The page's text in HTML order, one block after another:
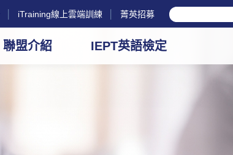
iTraining線上雲端訓練 菁英招募
聯盟介紹 IEPT英語檢定